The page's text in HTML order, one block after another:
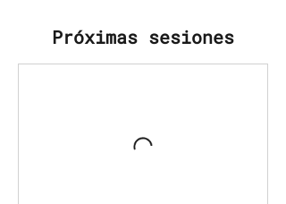
Próximas sesiones